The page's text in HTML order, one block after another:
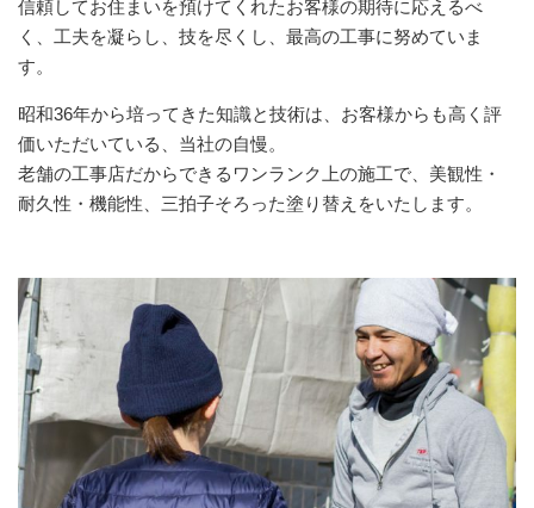
信頼してお住まいを預けてくれたお客様の期待に応えるべ
く、工夫を凝らし、技を尽くし、最高の工事に努めていま
す。
昭和36年から培ってきた知識と技術は、お客様からも高く評
価いただいている、当社の自慢。
老舗の工事店だからできるワンランク上の施工で、美観性・
耐久性・機能性、三拍子そろった塗り替えをいたします。